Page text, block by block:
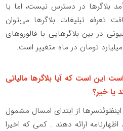
بلاگرها در دسترس نیست، اما با
تبلیغات بلاگرها می‌توان
در بین بلاگرهایی با فالوروهای
این است که آیا بلاگرها مالیاتی
یا خیر؟
۱۴۰۰، درآمد اینفلوئنسر‌ها از ابتدای امسال مشمول
ارائه دهند . کمی که اخیرا